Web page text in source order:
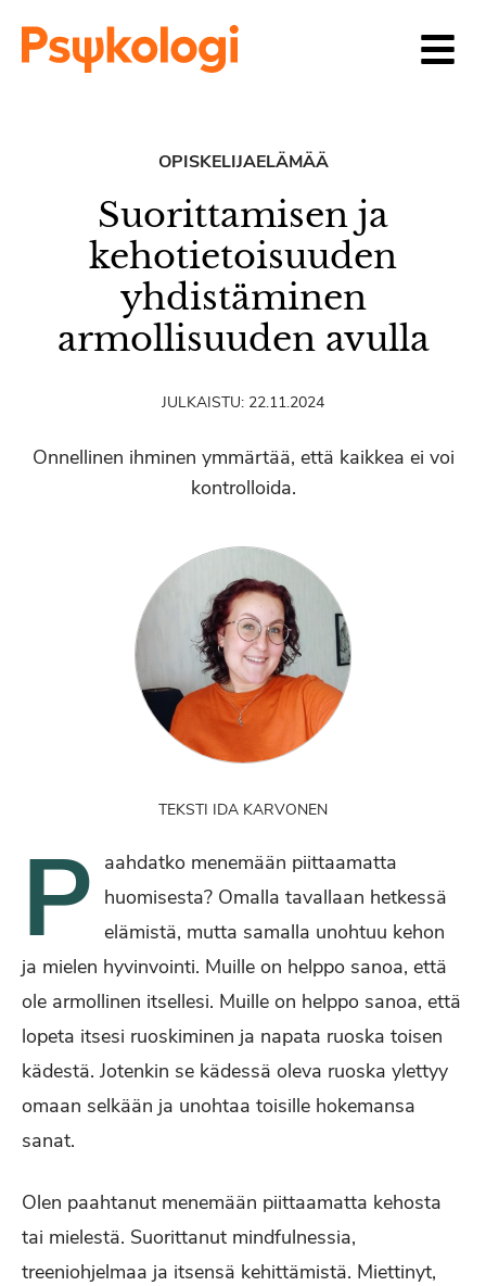
OPISKELIJAELÄMÄÄ
Suorittamisen ja
kehotietoisuuden
yhdistäminen
armollisuuden avulla
JULKAISTU: 22.11.2024
Onnellinen ihminen ymmärtää, että kaikkea ei voi
kontrolloida.
TEKSTI IDA KARVONEN
P aahdatko menemään piittaamatta
huomisesta? Omalla tavallaan hetkessä
elämistä, mutta samalla unohtuu kehon
ja mielen hyvinvointi. Muille on helppo sanoa, että
ole armollinen itsellesi. Muille on helppo sanoa, että
lopeta itsesi ruoskiminen ja napata ruoska toisen
kädestä. Jotenkin se kädessä oleva ruoska ylettyy
omaan selkään ja unohtaa toisille hokemansa
sanat.
Olen paahtanut menemään piittaamatta kehosta
tai mielestä. Suorittanut mindfulnessia,
treeniohjelmaa ja itsensä kehittämistä. Miettinyt,